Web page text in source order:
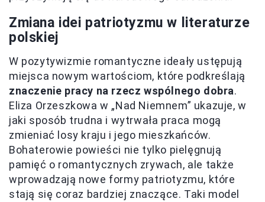
Zmiana idei patriotyzmu w literaturze
polskiej
W pozytywizmie romantyczne ideały ustępują
miejsca nowym wartościom, które podkreślają
znaczenie pracy na rzecz wspólnego dobra.
Eliza Orzeszkowa w „Nad Niemnem” ukazuje, w
jaki sposób trudna i wytrwała praca mogą
zmieniać losy kraju i jego mieszkańców.
Bohaterowie powieści nie tylko pielęgnują
pamięć o romantycznych zrywach, ale także
wprowadzają nowe formy patriotyzmu, które
stają się coraz bardziej znaczące. Taki model